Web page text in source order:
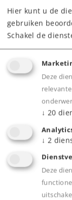
Voor
Hier kunt u de
gebruiken
Schakel de
Deze
↓ 20
↓ 2
Deze